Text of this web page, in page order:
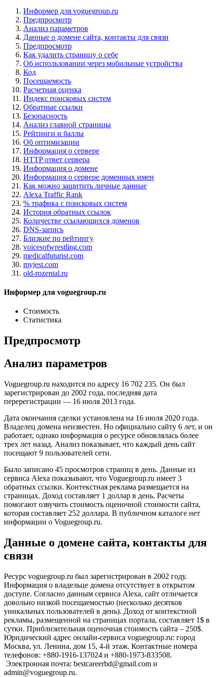
Информер для voguegroup.ru
Предпросмотр
Анализ параметров
Данные о домене сайта, контакты для связи
Предпросмотр
Как удалить страницу о себе
Об использовании через мобильные устройства
Код
Посещаемость
Расчетная оценка
Индекс поисковых систем
Обратные ссылки
Безопасность
Анализ главной страницы
Рейтинги и баллы
Об оптимизации
Информация о сервере
HTTP ответ сервера
Информация о домене
Информация о сервере доменных имен
Как можно защитить личные данные
Alexa Traffic Rank
% трафика с поисковых систем
История обратных ссылок
Количестве ссылающихся доменов
DNS-запись
Близкие по рейтингу
voicesofwrestling.com
medicalfuturist.com
myjest.com
old-rozental.ru
Информер для voguegroup.ru
Стоимость
Статистика
Предпросмотр
Анализ параметров
Voguegroup.ru находится по адресу 16 702 235. Он был
зарегистрирован до 2002 года, последняя дата
перерегистрации — 16 июля 2013 года.
Дата окончания сделки установлена на 16 июля 2020 года.
Владелец домена неизвестен. Но официально сайту 6 лет, и он
работает, однако информация о ресурсе обновлялась более
трех лет назад. Анализ показывает, что каждый день сайт
посещают 9 пользователей сети.
Было записано 45 просмотров страниц в день. Данные из
сервиса Alexa показывают, что Voguegroup.ru имеет 3
обратных ссылки. Контекстная реклама размещается на
страницах. Доход составляет 1 доллар в день. Расчеты
помогают озвучить стоимость оценочной стоимости сайта,
которая составляет 252 доллара. В публичном каталоге нет
информации о Voguegroup.ru.
Данные о домене сайта, контакты для
связи
Ресурс voguegroup.ru был зарегистрирован в 2002 году.
Информация о владельце домена отсутствует в открытом
доступе. Согласно данным сервиса Alexa, сайт отличается
довольно низкой посещаемостью (несколько десятков
уникальных пользователей в день). Доход от контекстной
рекламы, размещенной на страницах портала, составляет 1$ в
сутки. Приблизительная оценочная стоимость сайта – 250$.
Юридический адрес онлайн-сервиса voguegroup.ru: город
Москва, ул. Ленина, дом 15, 4-й этаж. Контактные номера
телефонов: +880-1916-137024 и +880-1973-833508.
Электронная почта: bestcareerbd@gmail.com и
admin@voguegroup.ru.